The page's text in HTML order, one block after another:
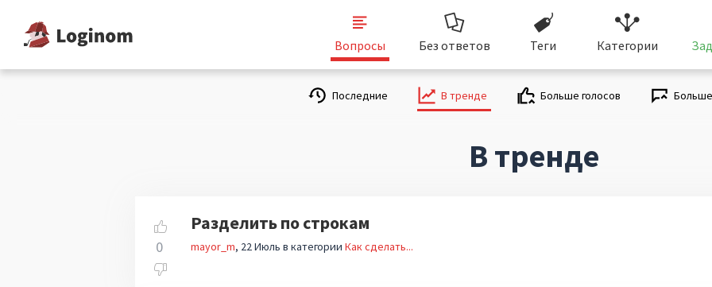
Вопросы Без ответов Теги Категории
Последние В тренде Больше голосов
В тренде
0
Разделить по строкам
mayor_m 22 Июль в категории Как сделать...